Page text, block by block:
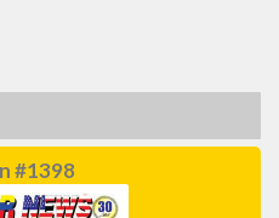
#1398